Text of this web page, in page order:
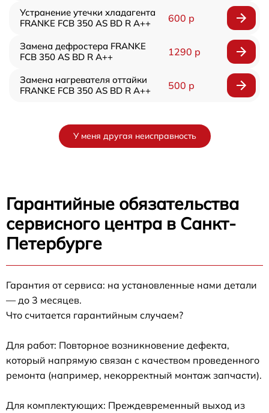
Устранение утечки хладагента
FRANKE FCB 350 AS BD R A++
600 р
Замена дефростера FRANKE
FCB 350 AS BD R A++
1290 р
Замена нагревателя оттайки
FRANKE FCB 350 AS BD R A++
500 р
У меня другая неисправность
Гарантийные обязательства
сервисного центра в Санкт-
Петербурге
Гарантия от сервиса: на установленные нами детали
— до 3 месяцев.
Что считается гарантийным случаем?
Для работ: Повторное возникновение дефекта,
который напрямую связан с качеством проведенного
ремонта (например, некорректный монтаж запчасти).
Для комплектующих: Преждевременный выход из